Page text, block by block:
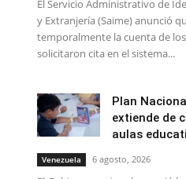
El Servicio Administrativo de
y Extranjería (Saime) anunció
temporalmente la cuenta de
solicitaron cita en el sistema...
Plan
extiende de
aulas
Venezuela 6 agosto, 2026